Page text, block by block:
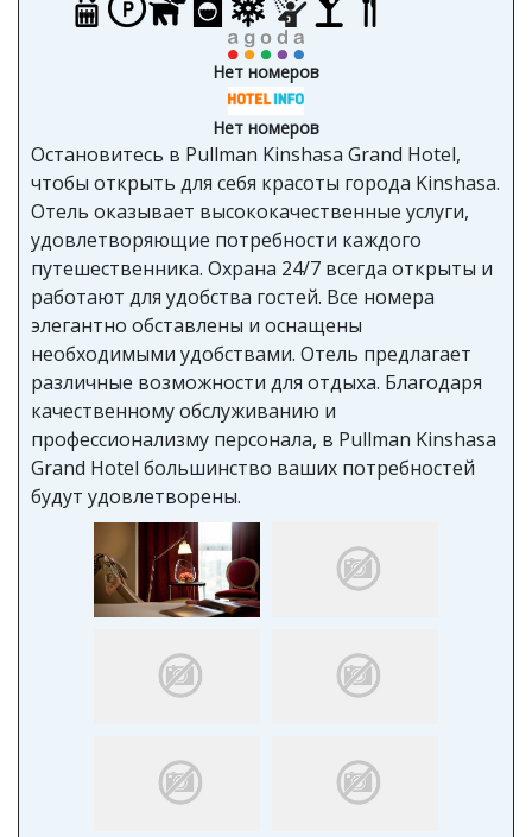
Нет номеров
Нет номеров
Остановитесь в Pullman Kinshasa Grand Hotel,
чтобы открыть для себя красоты города Kinshasa.
Отель оказывает высококачественные услуги,
удовлетворяющие потребности каждого
путешественника. Охрана 24/7 всегда открыты и
работают для удобства гостей. Все номера
элегантно обставлены и оснащены
необходимыми удобствами. Отель предлагает
различные возможности для отдыха. Благодаря
качественному обслуживанию и
профессионализму персонала, в Pullman Kinshasa
Grand Hotel большинство ваших потребностей
будут удовлетворены.